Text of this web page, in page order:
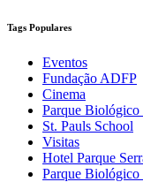
Tags Populares
Eventos
Fundação ADFP
Cinema
Parque Biológico
St. Pauls School
Visitas
Hotel Parque
Parque Biológico